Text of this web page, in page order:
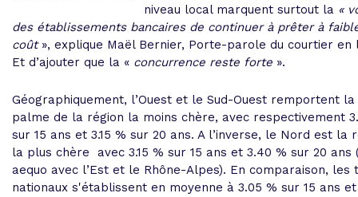
niveau local marquent surtout la «
des établissements bancaires de continuer à prêter à
coût», explique Maël Bernier, Porte-parole du courtier en
Et d’ajouter que la « concurrence reste forte ».
Géographiquement, l’Ouest et le Sud-Ouest remportent la
palme de la région la moins chère, avec respectivement
sur 15 ans et 3.15 % sur 20 ans. A l’inverse, le Nord est la
la plus chère avec 3.15 % sur 15 ans et 3.40 % sur 20 ans
aequo avec l’Est et le Rhône-Alpes). En comparaison, les
nationaux s'établissent en moyenne à 3.05 % sur 15 ans